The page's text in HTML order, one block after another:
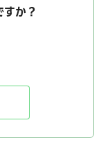
すか？